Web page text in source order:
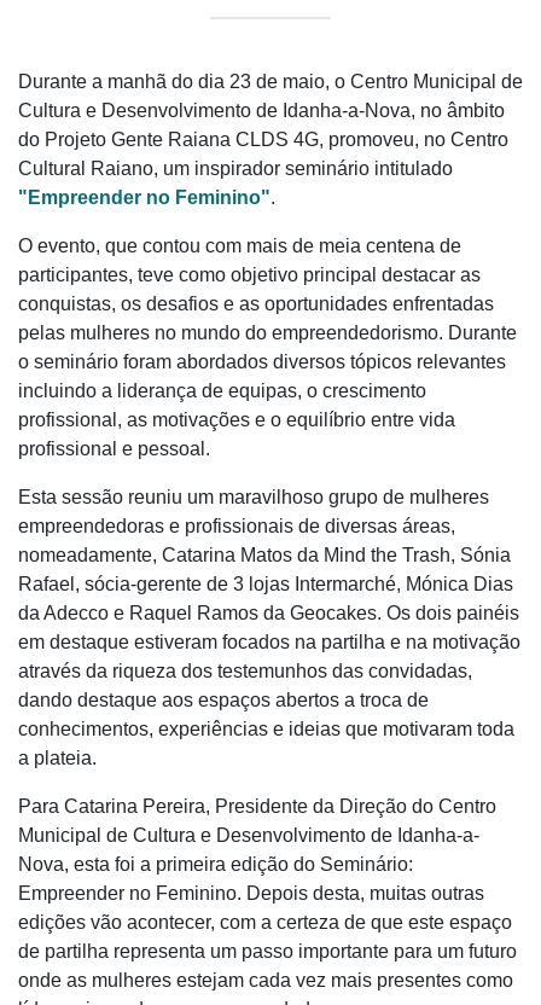
Durante a manhã do dia 23 de maio, o Centro Municipal de
Cultura e Desenvolvimento de Idanha-a-Nova, no âmbito
do Projeto Gente Raiana CLDS 4G, promoveu, no Centro
Cultural Raiano, um inspirador seminário intitulado
"Empreender no Feminino".
O evento, que contou com mais de meia centena de
participantes, teve como objetivo principal destacar as
conquistas, os desafios e as oportunidades enfrentadas
pelas mulheres no mundo do empreendedorismo. Durante
o seminário foram abordados diversos tópicos relevantes
incluindo a liderança de equipas, o crescimento
profissional, as motivações e o equilíbrio entre vida
profissional e pessoal.
Esta sessão reuniu um maravilhoso grupo de mulheres
empreendedoras e profissionais de diversas áreas,
nomeadamente, Catarina Matos da Mind the Trash, Sónia
Rafael, sócia-gerente de 3 lojas Intermarché, Mónica Dias
da Adecco e Raquel Ramos da Geocakes. Os dois painéis
em destaque estiveram focados na partilha e na motivação
através da riqueza dos testemunhos das convidadas,
dando destaque aos espaços abertos a troca de
conhecimentos, experiências e ideias que motivaram toda
a plateia.
Para Catarina Pereira, Presidente da Direção do Centro
Municipal de Cultura e Desenvolvimento de Idanha-a-
Nova, esta foi a primeira edição do Seminário:
Empreender no Feminino. Depois desta, muitas outras
edições vão acontecer, com a certeza de que este espaço
de partilha representa um passo importante para um futuro
onde as mulheres estejam cada vez mais presentes como